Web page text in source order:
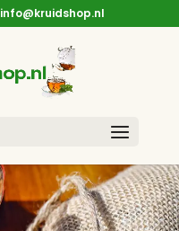
info@kruidshop.nl